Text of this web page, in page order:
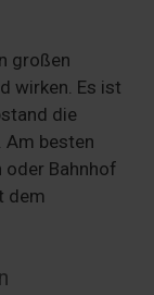
großen
wirken. Es ist
die
Am besten
oder Bahnhof
dem